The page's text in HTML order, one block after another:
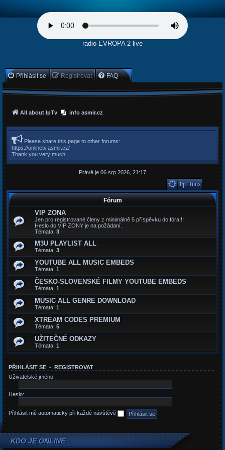
radio EVROPA 2 live
Přihlásit se Registrovat FAQ
All about IpTv info asmir.cz
Please share this page to other forums:
https://onlinetv.asmir.cz/
Thank you very much.
Právě je 06 srp 2026, 21:17
Fórum
VIP ZONA
Jen pro registrované členy z minimálně 5 příspěvku do fóra!!!
Heslo do VIP ZONY je na požádaní.
Témata: 3
M3U PLAYLIST ALL
Témata: 3
YOUTUBE ALL MUSIC EMBEDS
Témata: 1
ČESKO-SLOVENSKÉ FILMY YOUTUBE EMBEDS
Témata: 1
MUSIC ALL GENRE DOWNLOAD
Témata: 1
XTREAM CODES PREMIUM
Témata: 5
UŽITEČNÉ ODKAZY
Témata: 1
PŘIHLÁSIT SE • REGISTROVAT
Uživatelské jméno:
Heslo:
Přihlásit mě automaticky při každé návštěvě
KDO JE ONLINE